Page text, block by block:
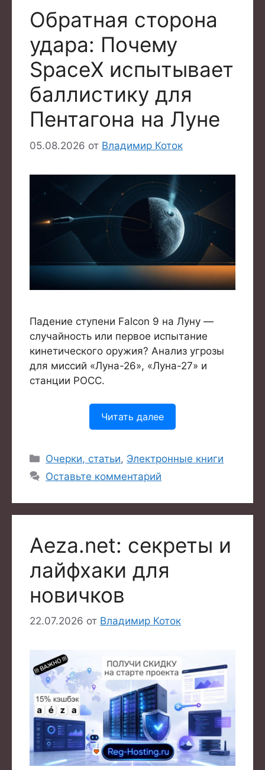
Обратная сторона
удара: Почему
SpaceX испытывает
баллистику для
Пентагона на Луне
05.08.2026 от Владимир Коток
Падение ступени Falcon 9 на Луну —
случайность или первое испытание
кинетического оружия? Анализ угрозы
для миссий «Луна-26», «Луна-27» и
станции РОСС.
Читать далее
Рубрики
Очерки, статьи, Электронные книги
Оставьте комментарий
Aeza.net: секреты и
лайфхаки для
новичков
22.07.2026 от Владимир Коток